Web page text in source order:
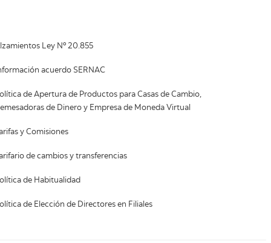
Ley Nº 20.855
acuerdo SERNAC
de Apertura de Productos para Casas de Cambio,
de Dinero y Empresa de Moneda Virtual
y Comisiones
de cambios y transferencias
de Habitualidad
de Elección de Directores en Filiales